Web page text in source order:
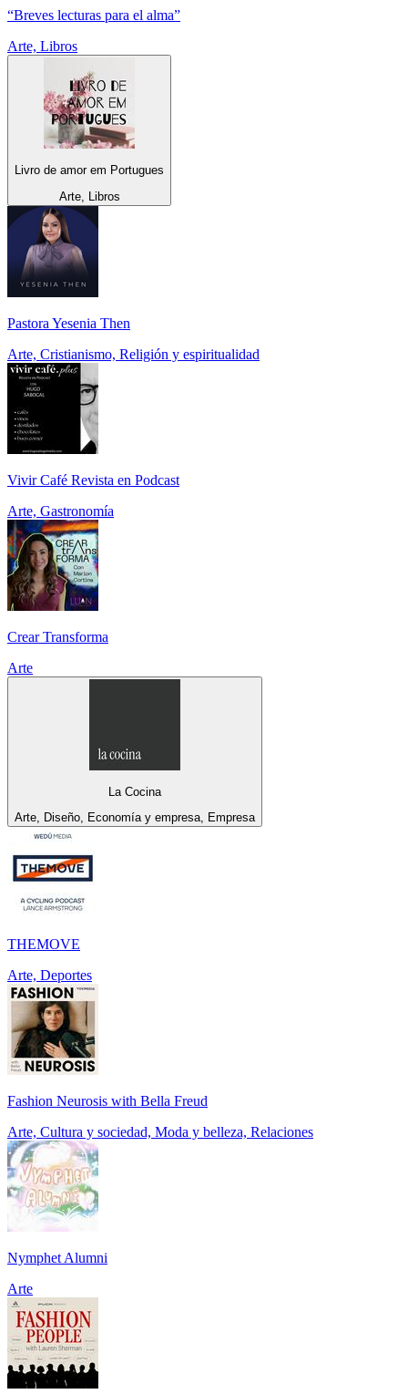
“Breves lecturas para el alma”
Arte, Libros
Livro de amor em Portugues
Arte, Libros
Pastora Yesenia Then
Arte, Cristianismo, Religión y espiritualidad
Vivir Café Revista en Podcast
Arte, Gastronomía
Crear Transforma
Arte
La Cocina
Arte, Diseño, Economía y empresa, Empresa
THEMOVE
Arte, Deportes
Fashion Neurosis with Bella Freud
Arte, Cultura y sociedad, Moda y belleza, Relaciones
Nymphet Alumni
Arte